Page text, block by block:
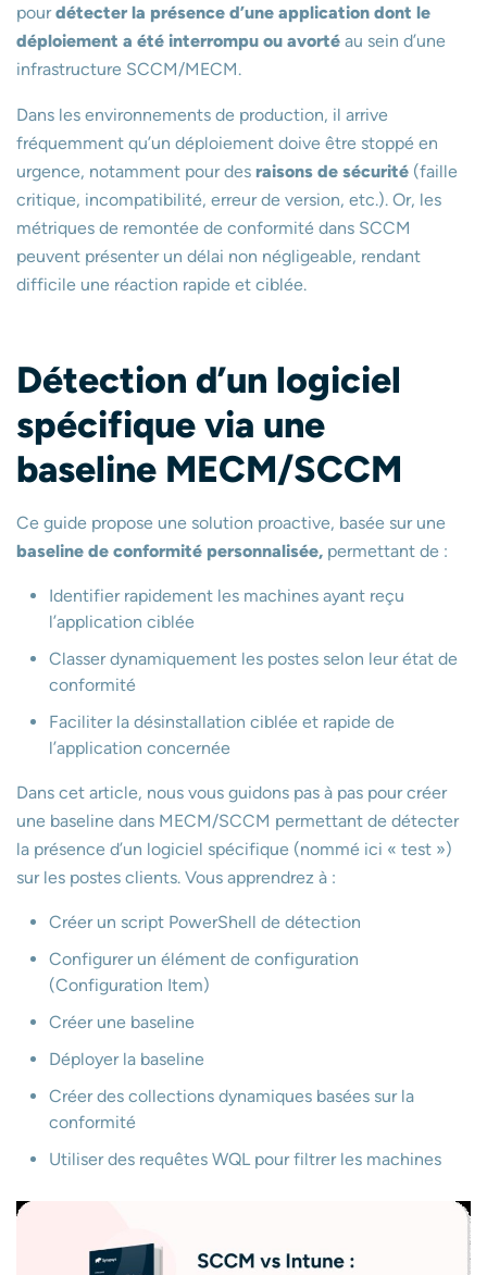
pourdétecter la présence d’une application dont le
déploiement a été interrompu ou avorté au sein d’une
infrastructure SCCM/MECM.
Dans les environnements de production, il arrive
fréquemment qu’un déploiement doive être stoppé en
urgence, notamment pour des raisons de sécurité (faille
critique, incompatibilité, erreur de version, etc.). Or, les
métriques de remontée de conformité dans SCCM
peuvent présenter un délai non négligeable, rendant
difficile une réaction rapide et ciblée.
Détection d’un logiciel
spécifique via une
baseline MECM/SCCM
Ce guide propose une solution proactive, basée sur une
baseline de conformité personnalisée, permettant de :
Identifier rapidement les machines ayant reçu
l’application ciblée
Classer dynamiquement les postes selon leur état de
conformité
Faciliter la désinstallation ciblée et rapide de
l’application concernée
Dans cet article, nous vous guidons pas à pas pour créer
une baseline dans MECM/SCCM permettant de détecter
la présence d’un logiciel spécifique (nommé ici « test »)
sur les postes clients. Vous apprendrez à :
Créer un script PowerShell de détection
Configurer un élément de configuration
(Configuration Item)
Créer une baseline
Déployer la baseline
Créer des collections dynamiques basées sur la
conformité
Utiliser des requêtes WQL pour filtrer les machines